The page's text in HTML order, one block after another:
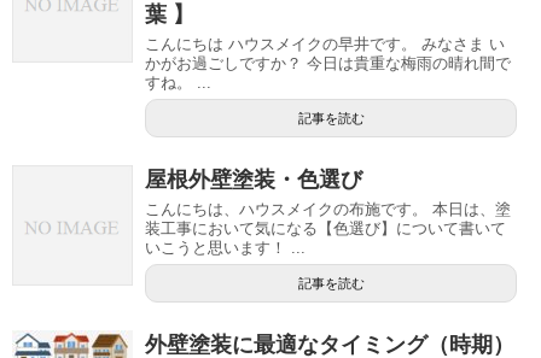
葉 】
こんにちは ハウスメイクの早井です。 みなさま い
かがお過ごしですか？ 今日は貴重な梅雨の晴れ間で
すね。 ...
記事を読む
屋根外壁塗装・色選び
こんにちは、ハウスメイクの布施です。 本日は、塗
装工事において気になる【色選び】について書いて
いこうと思います！ ...
記事を読む
外壁塗装に最適なタイミング（時期）